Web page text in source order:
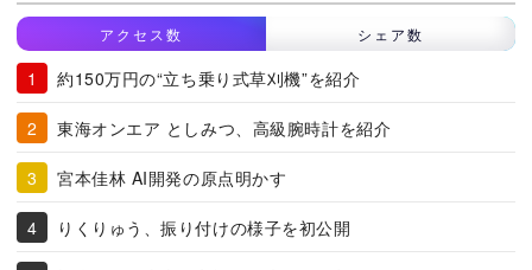
アクセス数 シェア数
約150万円の“立ち乗り式草刈機”を紹介
東海オンエア としみつ、高級腕時計を紹介
宮本佳林 AI開発の原点明かす
りくりゅう、振り付けの様子を初公開